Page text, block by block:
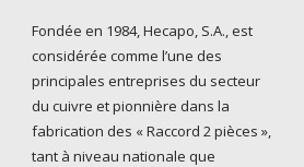
Fondée en 1984, Hecapo, S.A., est
considérée comme l’une des
principales entreprises du secteur
du cuivre et pionnière dans la
fabrication des « Raccord 2 pièces »,
tant à niveau nationale que